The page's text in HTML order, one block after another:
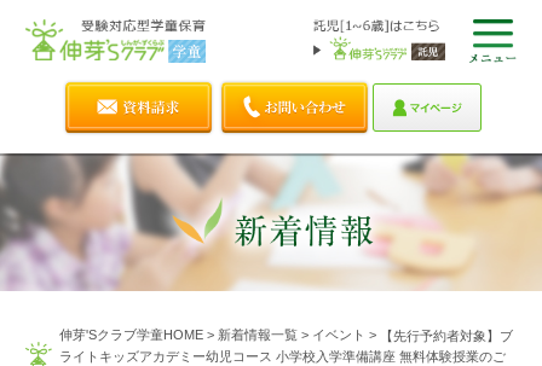
伸芽'Sクラブ学童HOME> 新着情報一覧> イベント >
【先行予約者対象】ブ
ライトキッズアカデミー幼児コース 小学校入学準備講座 無料体験授業のご